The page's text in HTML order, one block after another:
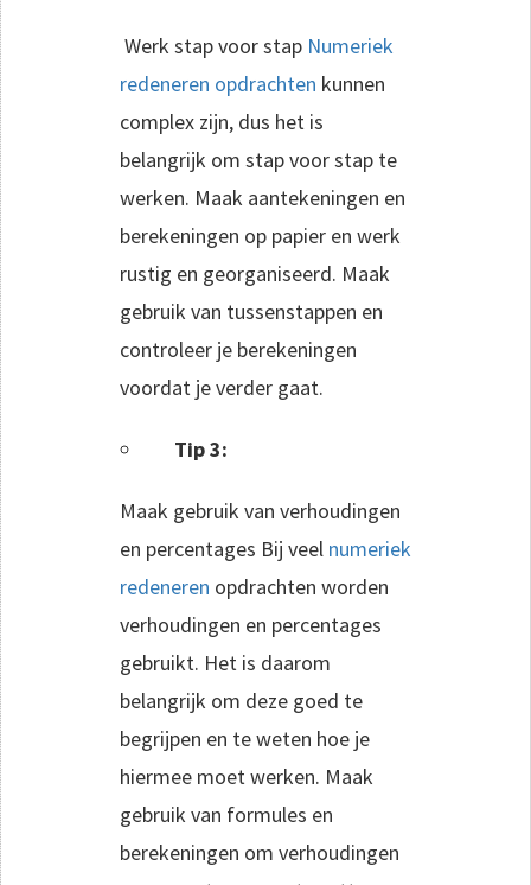
Werk stap voor stap Numeriek
redeneren opdrachten kunnen
complex zijn, dus het is
belangrijk om stap voor stap te
werken. Maak aantekeningen en
berekeningen op papier en werk
rustig en georganiseerd. Maak
gebruik van tussenstappen en
controleer je berekeningen
voordat je verder gaat.
Tip 3:
Maak gebruik van verhoudingen
en percentages Bij veel numeriek
redeneren opdrachten worden
verhoudingen en percentages
gebruikt. Het is daarom
belangrijk om deze goed te
begrijpen en te weten hoe je
hiermee moet werken. Maak
gebruik van formules en
berekeningen om verhoudingen